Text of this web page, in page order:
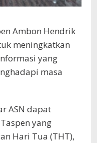
Ambon Hendrik
meningkatkan
yang
masa
ASN dapat
yang
Hari Tua (THT),